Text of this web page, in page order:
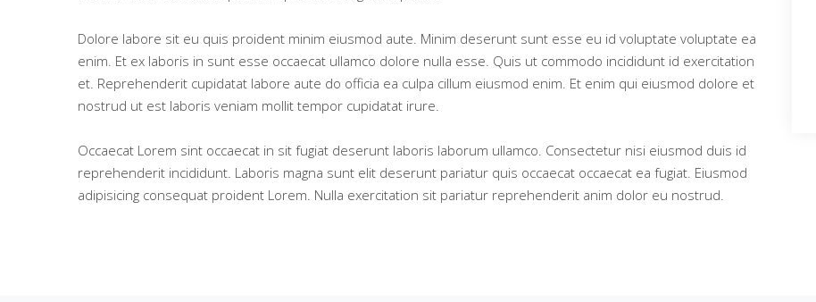
Dolore labore sit eu quis proident minim eiusmod aute. Minim deserunt sunt esse eu id voluptate voluptate ea
enim. Et ex laboris in sunt esse occaecat ullamco dolore nulla esse. Quis ut commodo incididunt id exercitation
et. Reprehenderit cupidatat labore aute do officia ea culpa cillum eiusmod enim. Et enim qui eiusmod dolore et
nostrud ut est laboris veniam mollit tempor cupidatat irure.
Occaecat Lorem sint occaecat in sit fugiat deserunt laboris laborum ullamco. Consectetur nisi eiusmod duis id
reprehenderit incididunt. Laboris magna sunt elit deserunt pariatur quis occaecat occaecat ea fugiat. Eiusmod
adipisicing consequat proident Lorem. Nulla exercitation sit pariatur reprehenderit anim dolor eu nostrud.